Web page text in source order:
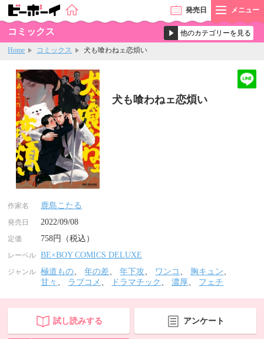
発売日 メニュー
コミックス
Home コミックス 犬も喰わねェ恋煩い
犬も喰わねェ恋煩い
作家名 鹿島こたる
発売日 2022/09/08
定価 758円（税込）
レーベル BE×BOY COMICS DELUXE
ジャンル 極道もの、年の差、年下攻、 ワンコ 、 胸キュン、
甘々 、 ラブコメ 、 ドラマチック 、濃厚、 フェチ
試し読みする アンケート